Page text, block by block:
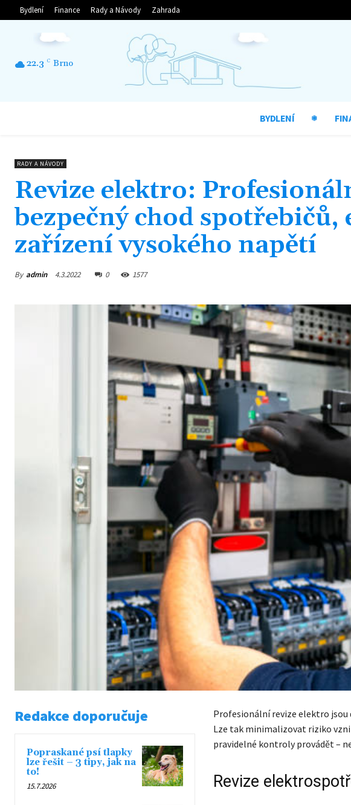
Bydlení Finance Rady a Návody Zahrada
22.3 C Brno
BYDLENÍ
RADY A NÁVODY
Revize elektro:
bezpečný chod
zařízení vysokého napětí
By admin 4.3.2022 0 1577
Redakce doporučuje
Popraskané psí tlapky
lze řešit – 3 tipy, jak na
to!
15.7.2026
Profesionální revize elektro
Lze tak minimalizovat riziko
pravidelné kontroly provádět –
Revize